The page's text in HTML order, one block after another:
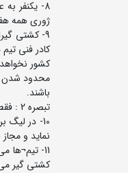
ژوری همه
9- کشتی
کادر فنی
کشور
محدود شدن
باشند.
تبصره 2 : فقط سازمان لیگ کشتی مجاز به تغییر برنامه، آنهم در صورت صلاحدید و وجود مناسبت¬های خاص خواهد بود.
نماید و مجاز به استفاده از 2
کشتی گیر